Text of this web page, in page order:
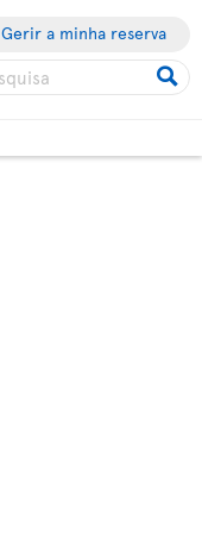
Gerir a minha reserva